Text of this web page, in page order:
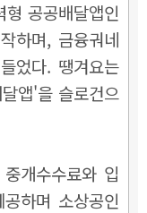
공공배달앱인
하며, 금융궈네
었다. 땡겨요는
앱'을 슬로건으
개수수료와 입
하며 소상공인